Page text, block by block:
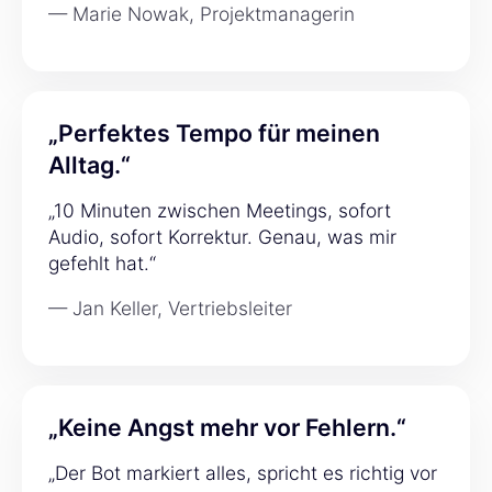
— Marie Nowak, Projektmanagerin
„Perfektes Tempo für meinen
Alltag.“
„10 Minuten zwischen Meetings, sofort
Audio, sofort Korrektur. Genau, was mir
gefehlt hat.“
— Jan Keller, Vertriebsleiter
„Keine Angst mehr vor Fehlern.“
„Der Bot markiert alles, spricht es richtig vor